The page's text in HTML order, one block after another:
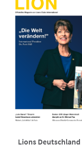
Lions Deutschland